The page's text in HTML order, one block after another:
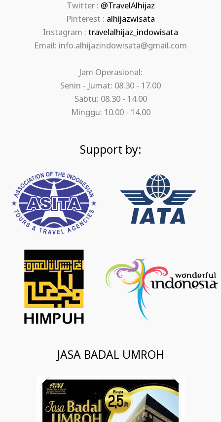
Twitter : @TravelAlhijaz
Pinterest : alhijazwisata
Instagram : travelalhijaz_indowisata
Email: info.alhijazindowisata@gmail.com
Jam Operasional:
Senin - Jumat: 08.30 - 17.00
Sabtu: 08.30 - 14.00
Minggu: 10.00 - 14.00
Support by:
JASA BADAL UMROH